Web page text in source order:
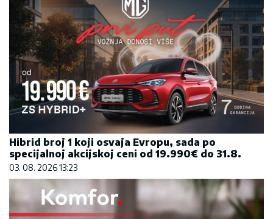
Hibrid broj 1 koji osvaja Evropu, sada po
specijalnoj akcijskoj ceni od 19.990€ do 31.8.
03. 08. 2026 13:23